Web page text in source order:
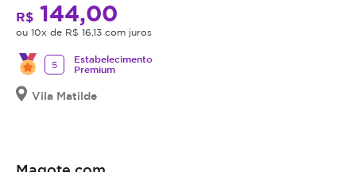
R$ 144,00
ou 10x de R$ 16,13 com juros
5
Estabelecimento
Premium
Vila Matilde